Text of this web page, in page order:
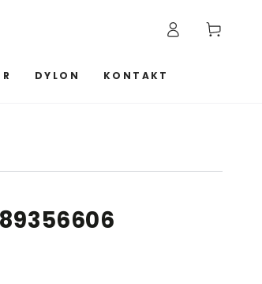
DYLON KONTAKT
ind
Kurv
89356606